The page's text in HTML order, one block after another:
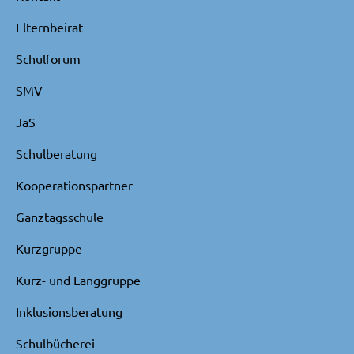
Elternbeirat
Schulforum
SMV
JaS
Schulberatung
Kooperationspartner
Ganztagsschule
Kurzgruppe
Kurz- und Langgruppe
Inklusionsberatung
Schulbücherei